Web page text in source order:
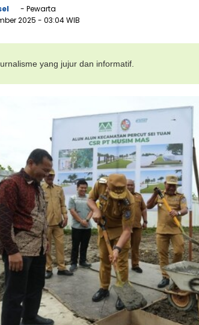
- Pewarta
2025 - 03:04 WIB
yang jujur dan informatif.